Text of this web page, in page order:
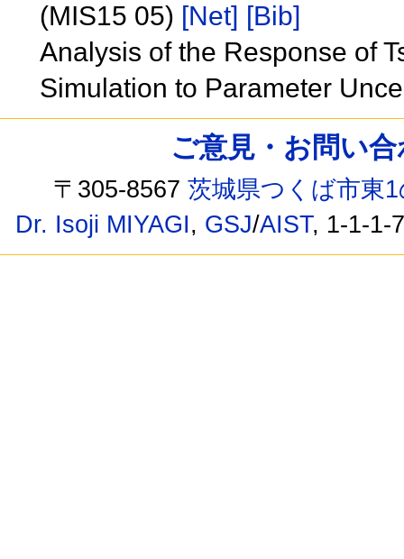
(MIS15 05) [Net] [Bib]
Analysis of the Response of
Simulation to Parameter
ご意見・お問い
〒305-8567茨城県つくば市東
Dr. Isoji MIYAGI, GSJ/AIST, 1-1-1-